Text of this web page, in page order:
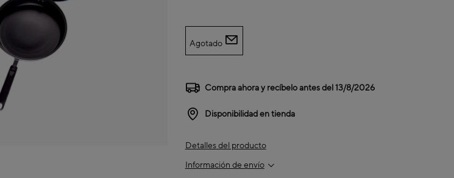
Agotado
Compra ahora y recíbelo antes del13/8/2026
Disponibilidad en tienda
Detalles del producto
Información de envío